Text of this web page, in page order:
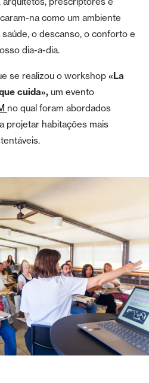
na como um ambiente
o descanso, o conforto e
dia-a-dia.
se realizou o workshop «La
cuida», um evento
no qual foram abordados
projetar habitações mais